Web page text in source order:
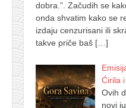
dobra.”. Začudih se
onda shvatim kako se
izdaju cenzurisani ili
takve priče baš […]
Ćirila
Ovih
novi